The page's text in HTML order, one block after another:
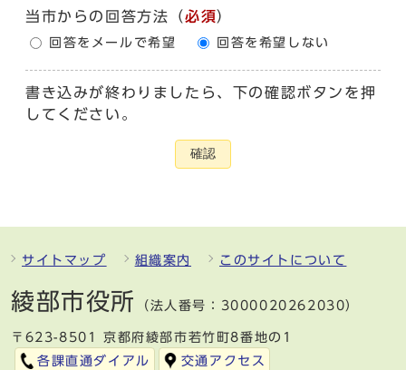
当市からの回答方法 （必須）
回答をメールで希望 回答を希望しない
書き込みが終わりましたら、下の確認ボタンを押
してください。
確認
サイトマップ 組織案内 このサイトについて
綾部市役所 （法人番号：3000020262030）
〒623-8501 京都府綾部市若竹町8番地の1
各課直通ダイアル
交通アクセス